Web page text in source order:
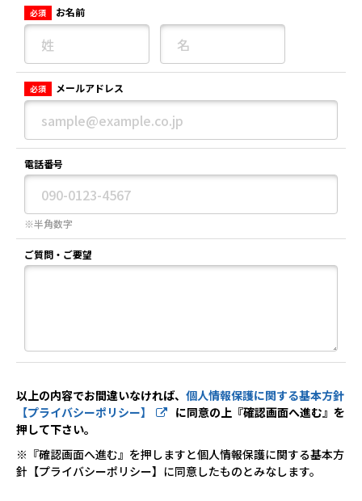
必須 お名前
必須 メールアドレス
電話番号
※半角数字
ご質問・ご要望
以上の内容でお間違いなければ、 個人情報保護に関する基本方針
【プライバシーポリシー】
に同意の上『確認画面へ進む』を
押して下さい。
※『確認画面へ進む』を押しますと個人情報保護に関する基本方
針【プライバシーポリシー】に同意したものとみなします。